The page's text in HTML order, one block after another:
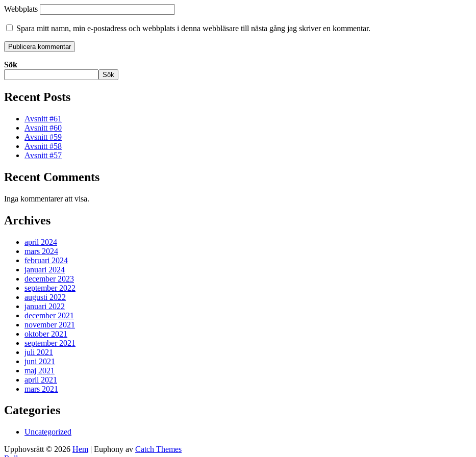
Webbplats
Spara mitt namn, min e-postadress och webbplats i denna webbläsare till nästa gång jag skriver en kommentar.
Sök
Sök
Recent Posts
Avsnitt #61
Avsnitt #60
Avsnitt #59
Avsnitt #58
Avsnitt #57
Recent Comments
Inga kommentarer att visa.
Archives
april 2024
mars 2024
februari 2024
januari 2024
december 2023
september 2022
augusti 2022
januari 2022
december 2021
november 2021
oktober 2021
september 2021
juli 2021
juni 2021
maj 2021
april 2021
mars 2021
Categories
Uncategorized
Upphovsrätt © 2026 Hem | Euphony av Catch Themes